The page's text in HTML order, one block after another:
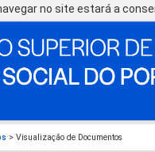
no site estará a
> Visualização de Documentos